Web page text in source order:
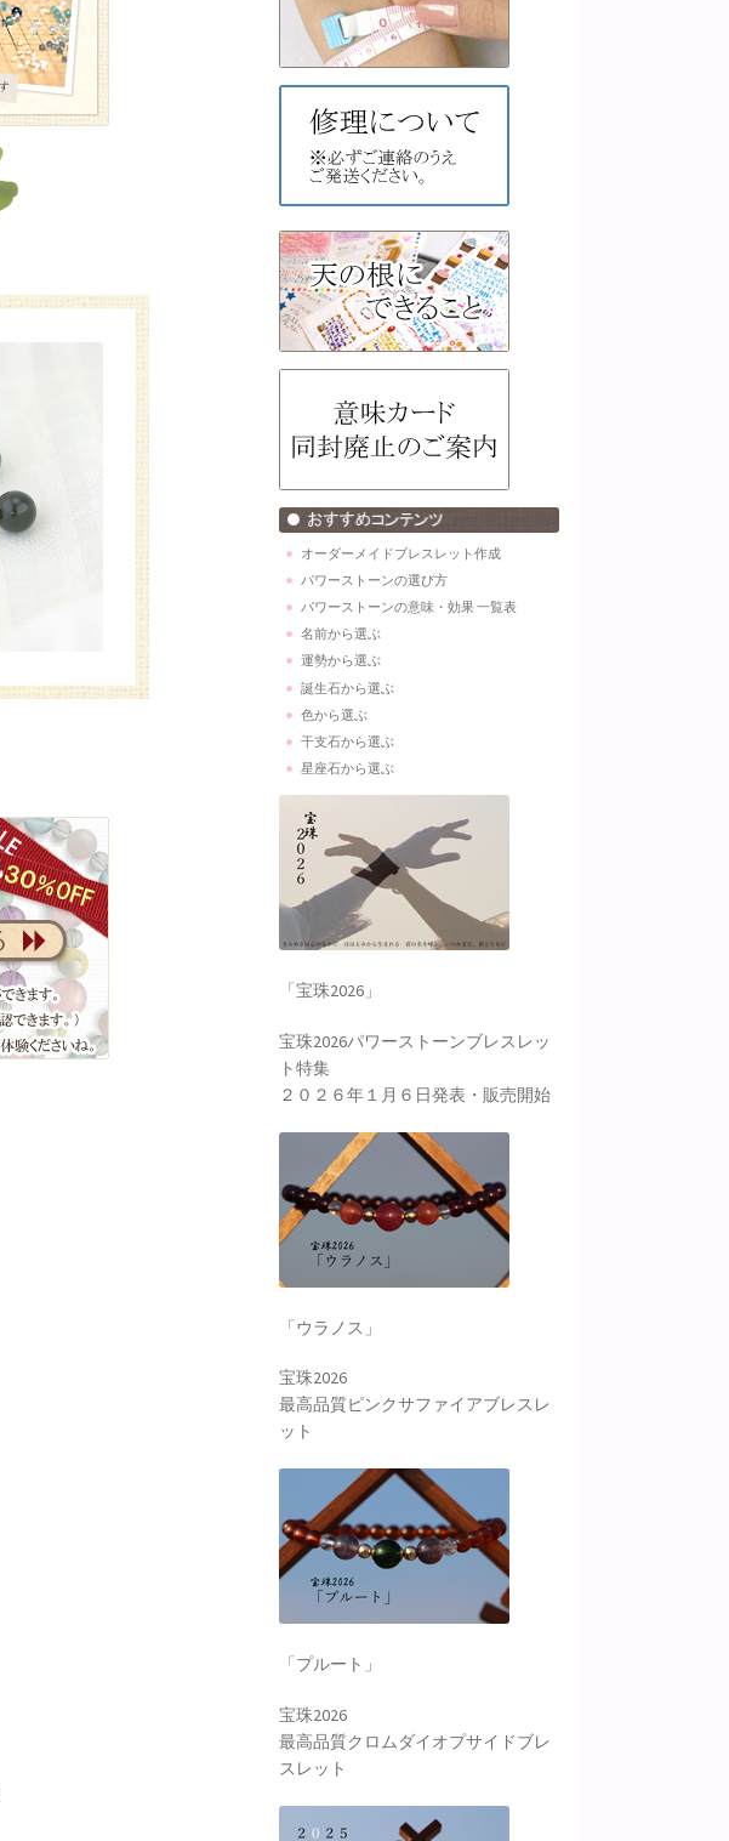
オーダーメイドブレスレット作成
パワーストーンの選び方
パワーストーンの意味・効果 一覧表
名前から選ぶ
運勢から選ぶ
誕生石から選ぶ
色から選ぶ
干支石から選ぶ
星座石から選ぶ
「宝珠2026」
宝珠2026パワーストーンブレスレッ
ト特集
２０２６年１月６日発表・販売開始
「ウラノス」
宝珠2026
最高品質ピンクサファイアブレスレ
ット
「プルート」
宝珠2026
最高品質クロムダイオプサイドブレ
スレット